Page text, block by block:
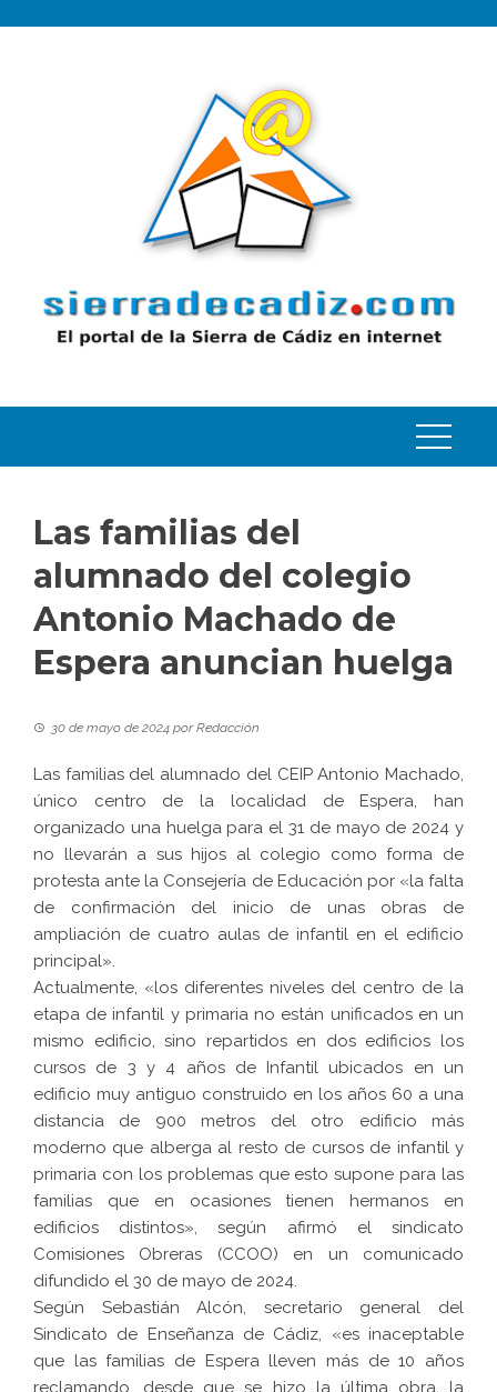
Las familias del
alumnado del colegio
Antonio Machado de
Espera anuncian huelga
30 de mayo de 2024 porRedacción
Las familias del alumnado del CEIP Antonio Machado,
único centro de la localidad de Espera, han
organizado una huelga para el 31 de mayo de 2024 y
no llevarán a sus hijos al colegio como forma de
protesta ante la Consejería de Educación por «la falta
de confirmación del inicio de unas obras de
ampliación de cuatro aulas de infantil en el edificio
principal».
Actualmente, «los diferentes niveles del centro de la
etapa de infantil y primaria no están unificados en un
mismo edificio, sino repartidos en dos edificios los
cursos de 3 y 4 años de Infantil ubicados en un
edificio muy antiguo construido en los años 60 a una
distancia de 900 metros del otro edificio más
moderno que alberga al resto de cursos de infantil y
primaria con los problemas que esto supone para las
familias que en ocasiones tienen hermanos en
edificios distintos», según afirmó el sindicato
Comisiones Obreras (CCOO) en un comunicado
difundido el 30 de mayo de 2024.
Según Sebastián Alcón, secretario general del
Sindicato de Enseñanza de Cádiz, «es inaceptable
que las familias de Espera lleven más de 10 años
reclamando, desde que se hizo la última obra, la